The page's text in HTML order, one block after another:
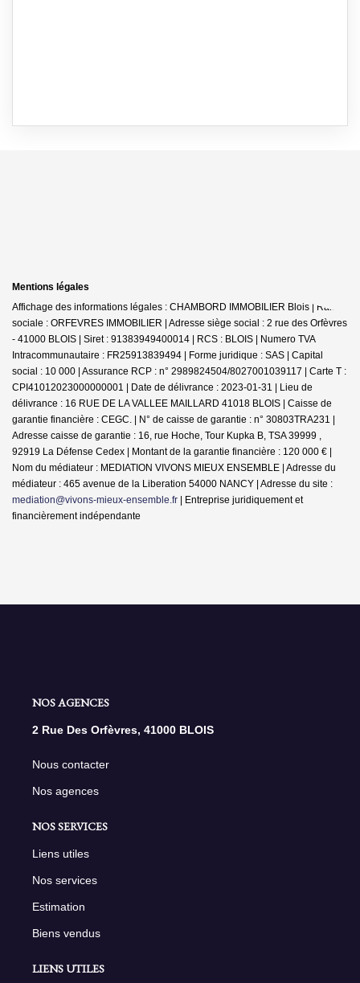
Mentions légales
Affichage des informations légales : CHAMBORD IMMOBILIER Blois | Raison
sociale : ORFEVRES IMMOBILIER | Adresse siège social : 2 rue des Orfèvres
- 41000 BLOIS | Siret : 91383949400014 | RCS : BLOIS | Numero TVA
Intracommunautaire : FR25913839494 | Forme juridique : SAS | Capital
social : 10 000 | Assurance RCP : n° 2989824504/8027001039117 | Carte T :
CPI41012023000000001 | Date de délivrance : 2023-01-31 | Lieu de
délivrance : 16 RUE DE LA VALLEE MAILLARD 41018 BLOIS | Caisse de
garantie financière : CEGC. | N° de caisse de garantie : n° 30803TRA231 |
Adresse caisse de garantie : 16, rue Hoche, Tour Kupka B, TSA 39999 ,
92919 La Défense Cedex | Montant de la garantie financière : 120 000 € |
Nom du médiateur : MEDIATION VIVONS MIEUX ENSEMBLE | Adresse du
médiateur : 465 avenue de la Liberation 54000 NANCY | Adresse du site :
mediation@vivons-mieux-ensemble.fr | Entreprise juridiquement et
financièrement indépendante
NOS AGENCES
2 Rue Des Orfèvres, 41000 BLOIS
Nous contacter
Nos agences
NOS SERVICES
Liens utiles
Nos services
Estimation
Biens vendus
LIENS UTILES